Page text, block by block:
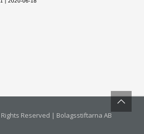
Reserved | Bolagsstiftarna AB